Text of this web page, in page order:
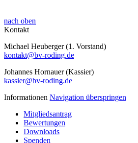
nach oben
Kontakt
Michael Heuberger (1. Vorstand)
kontakt@bv-roding.de
Johannes Hornauer (Kassier)
kassier@bv-roding.de
Informationen Navigation überspringen
Mitgliedsantrag
Bewertungen
Downloads
Spenden